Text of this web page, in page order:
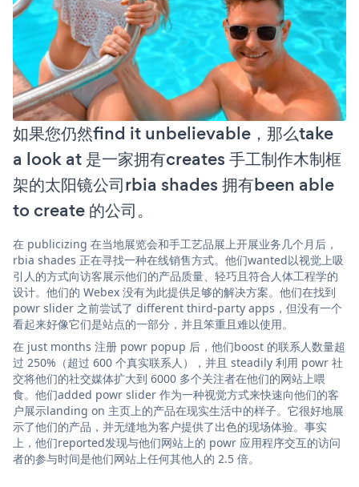
如果您仍然find it unbelievable，那么take
a look at 是一家拥有creates 手工制作木制框
架的太阳镜公司rbia shades 拥有been able
to create 的公司。
在 publicizing 在当地展览会和手工艺品展上开展业务几个月后，
rbia shades 正在寻找一种在线销售方式。他们wanted以视觉上吸
引人的方式向访客展示他们的产品质量、轻巧且符合人体工程学的
设计。他们的 Webex 没有为此提供足够的解决方案。他们在找到
powr slider 之前尝试了 different third-party apps，但没有一个
看起来好像它们是站点的一部分，并且笨重且难以使用。
在 just months 注册 powr popup 后，他们boost 的联系人数量超
过 250%（超过 600 个真实联系人），并且 steadily 利用 powr 社
交将他们的社交媒体扩大到 6000 多个关注者在他们的网站上喂
食。他们added powr slider 作为一种视觉方式来快速向他们的客
户展示landing on 主页上的产品在现实生活中的样子。它很好地展
示了他们的产品，并无缝地为客户提供了出色的现场体验。事实
上，他们reported发现与他们网站上的 powr 应用程序交互的访问
者的参与时间是他们网站上任何其他人的 2.5 倍。